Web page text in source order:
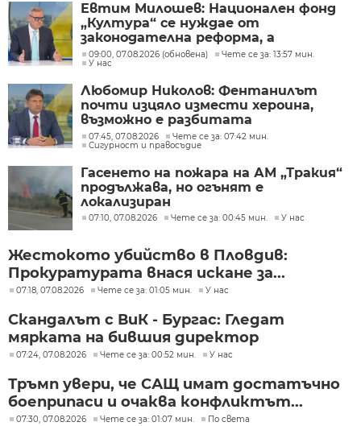
Евтим Милошев: Национален фонд
„Култура“ се нуждае от
законодателна реформа, а
процесите в министерството ще
бъдат максимално прозрачни
09:00, 07.08.2026 (обновена)
Чете се за: 13:57 мин.
У нас
Любомир Николов: Фентанилът
почти изцяло измести хероина,
възможно е разбитата
лаборатория да е единствената у
нас
07:45, 07.08.2026
Чете се за: 07:42 мин.
Сигурност и правосъдие
Гасенето на пожара на АМ „Тракия“
продължава, но огънят е
локализиран
07:10, 07.08.2026 Чете се за: 00:45 мин. У нас
Жестокото убийство в Пловдив:
Прокуратурата внася искане за...
07:18, 07.08.2026 Чете се за: 01:05 мин. У нас
Скандалът с ВиК - Бургас: Гледат
мярката на бившия директор
07:24, 07.08.2026 Чете се за: 00:52 мин. У нас
Тръмп увери, че САЩ имат достатъчно
боеприпаси и очаква конфликтът...
07:30, 07.08.2026 Чете се за: 01:07 мин. По света